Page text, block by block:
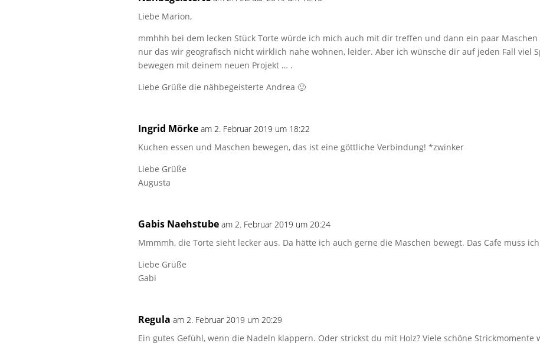
Liebe Marion,
mmhhh bei dem lecken Stück Torte würde ich mich auch mit dir treffen und dann ein paar Maschen
nur das wir geografisch nicht wirklich nahe wohnen, leider. Aber ich wünsche dir auf jeden Fall viel
bewegen mit deinem neuen Projekt … .
Liebe Grüße die nähbegeisterte Andrea 🙂
Ingrid Mörke am 2. Februar 2019 um 18:22
Kuchen essen und Maschen bewegen, das ist eine göttliche Verbindung! *zwinker
Liebe Grüße
Augusta
Gabis Naehstube am 2. Februar 2019 um 20:24
Mmmmh, die Torte sieht lecker aus. Da hätte ich auch gerne die Maschen bewegt. Das Cafe muss
Liebe Grüße
Gabi
Regula am 2. Februar 2019 um 20:29
Ein gutes Gefühl, wenn die Nadeln klappern. Oder strickst du mit Holz? Viele schöne Strickmomente